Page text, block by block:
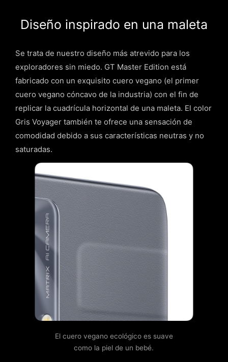
Diseño inspirado en una maleta
Se trata de nuestro diseño más atrevido para los
exploradores sin miedo. GT Master Edition está
fabricado con un exquisito cuero vegano (el primer
cuero vegano cóncavo de la industria) con el fin de
replicar la cuadrícula horizontal de una maleta. El color
Gris Voyager también te ofrece una sensación de
comodidad debido a sus características neutras y no
saturadas.
El cuero vegano ecológico es suave
como la piel de un bebé.